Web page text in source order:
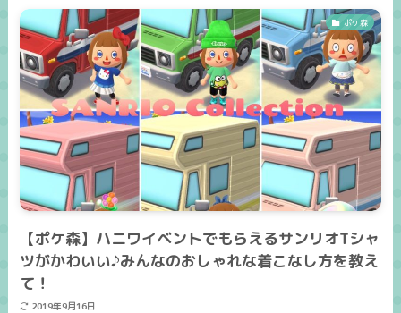
ポケ森
【ポケ森】ハニワイベントでもらえるサンリオTシャ
ツがかわいい♪みんなのおしゃれな着こなし方を教え
て！
2019年9月16日